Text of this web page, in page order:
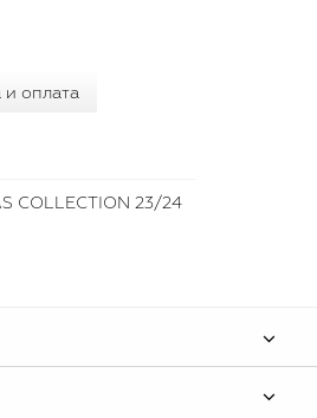
и оплата
COLLECTION 23/24